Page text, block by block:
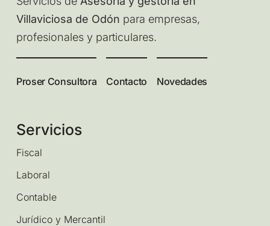
Villaviciosa de Odón para empresas,
profesionales y particulares.
Proser Consultora Contacto Novedades
Servicios
Fiscal
Laboral
Contable
Jurídico y Mercantil